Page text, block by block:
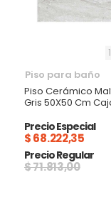
1
Piso para baño
Piso Cerámico
Gris 50X50 Cm
Precio Especial
$ 68.222,35
Precio Regular
$ 71.813,00